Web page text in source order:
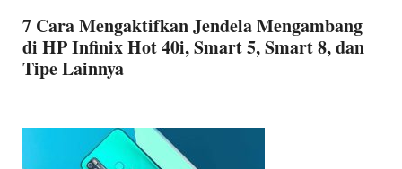
7 Cara Mengaktifkan Jendela Mengambang
di HP Infinix Hot 40i, Smart 5, Smart 8, dan
Tipe Lainnya